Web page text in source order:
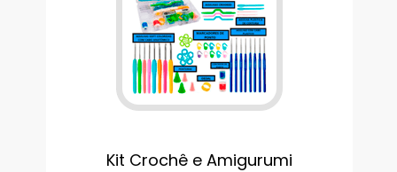
Kit Crochê e Amigurumi